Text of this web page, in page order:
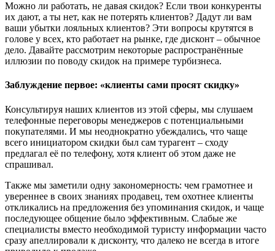
Можно ли работать, не давая скидок? Если твои конкуренты
их дают, а ты нет, как не потерять клиентов? Дадут ли вам
ваши убытки лояльных клиентов? Эти вопросы крутятся в
голове у всех, кто работает на рынке, где дисконт – обычное
дело. Давайте рассмотрим некоторые распространённые
иллюзии по поводу скидок на примере турбизнеса.
Заблуждение первое: «клиенты сами просят скидку»
Консультируя наших клиентов из этой сферы, мы слушаем
телефонные переговоры менеджеров с потенциальными
покупателями. И мы неоднократно убеждались, что чаще
всего инициатором скидки был сам турагент – сходу
предлагал её по телефону, хотя клиент об этом даже не
спрашивал.
Также мы заметили одну закономерность: чем грамотнее и
увереннее в своих знаниях продавец, тем охотнее клиенты
откликались на предложения без упоминания скидок, и чаще
последующее общение было эффективным. Слабые же
специалисты вместо необходимой туристу информации часто
сразу апеллировали к дисконту, что далеко не всегда в итоге